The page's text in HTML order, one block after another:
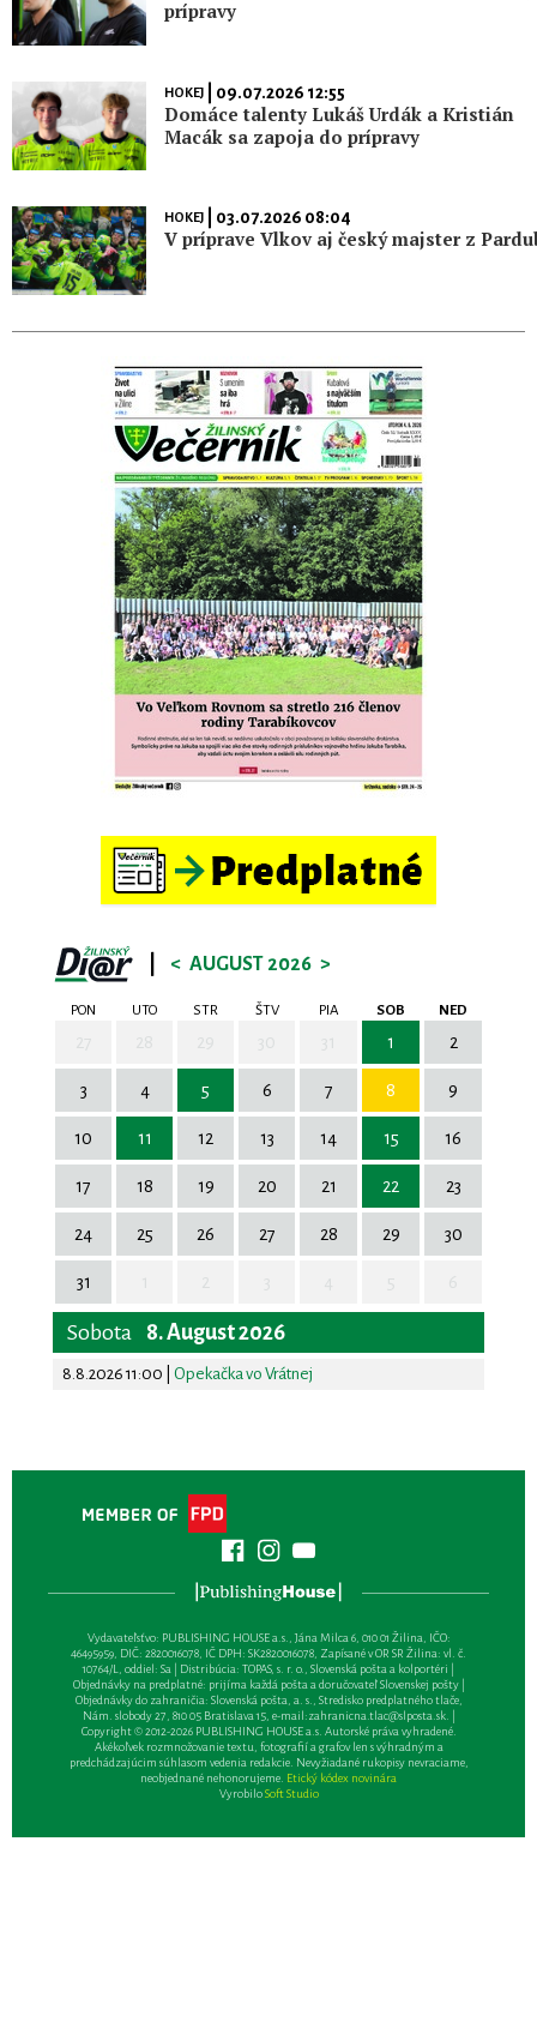
prípravy
HOKEJ| 09.07.2026 12:55
Domáce talenty Lukáš Urdák a Kristián
Macák sa zapoja do prípravy
HOKEJ| 03.07.2026 08:04
V príprave Vlkov aj český majster z
< AUGUST 2026 >
PON UTO STR ŠTV PIA SOB NED
1 2
3 4 5 6 7 8 9
10 11 12 13 14 15 16
17 18 19 20 21 22 23
24 25 26 27 28 29 30
31
Sobota 8. August 2026
8.8.2026 11:00 Opekačka vo Vrátnej
Vydavateľsťvo: PUBLISHING HOUSE a.s., Jána Milca 6, 010 01 Žilina, IČO:
46495959, DIČ: 2820016078, IČ DPH: SK2820016078, Zapísané v OR SR Žilina: vl. č.
10764/L, oddiel: Sa | Distribúcia: TOPAS, s. r. o., Slovenská pošta a kolportéri |
Objednávky na predplatné: prijíma každá pošta a doručovateľ Slovenskej pošty |
Objednávky do zahraničia: Slovenská pošta, a. s., Stredisko predplatného tlače,
Nám. slobody 27, 810 05 Bratislava 15, e-mail:zahranicna.tlac@slposta.sk. |
Copyright © 2012-2026 PUBLISHING HOUSE a.s. Autorské práva vyhradené.
Akékoľvek rozmnožovanie textu, fotografií a grafov len s výhradným a
predchádzajúcim súhlasom vedenia redakcie. Nevyžiadané rukopisy nevraciame,
neobjednané nehonorujeme. Etický kódex novinára
VyrobiloSoft Studio